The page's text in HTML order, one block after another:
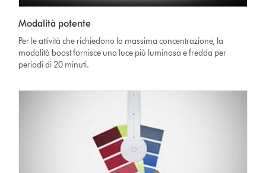
Modalità potente
Per le attività che richiedono la massima concentrazione, la
modalità boost fornisce una luce più luminosa e fredda per
periodi di 20 minuti.